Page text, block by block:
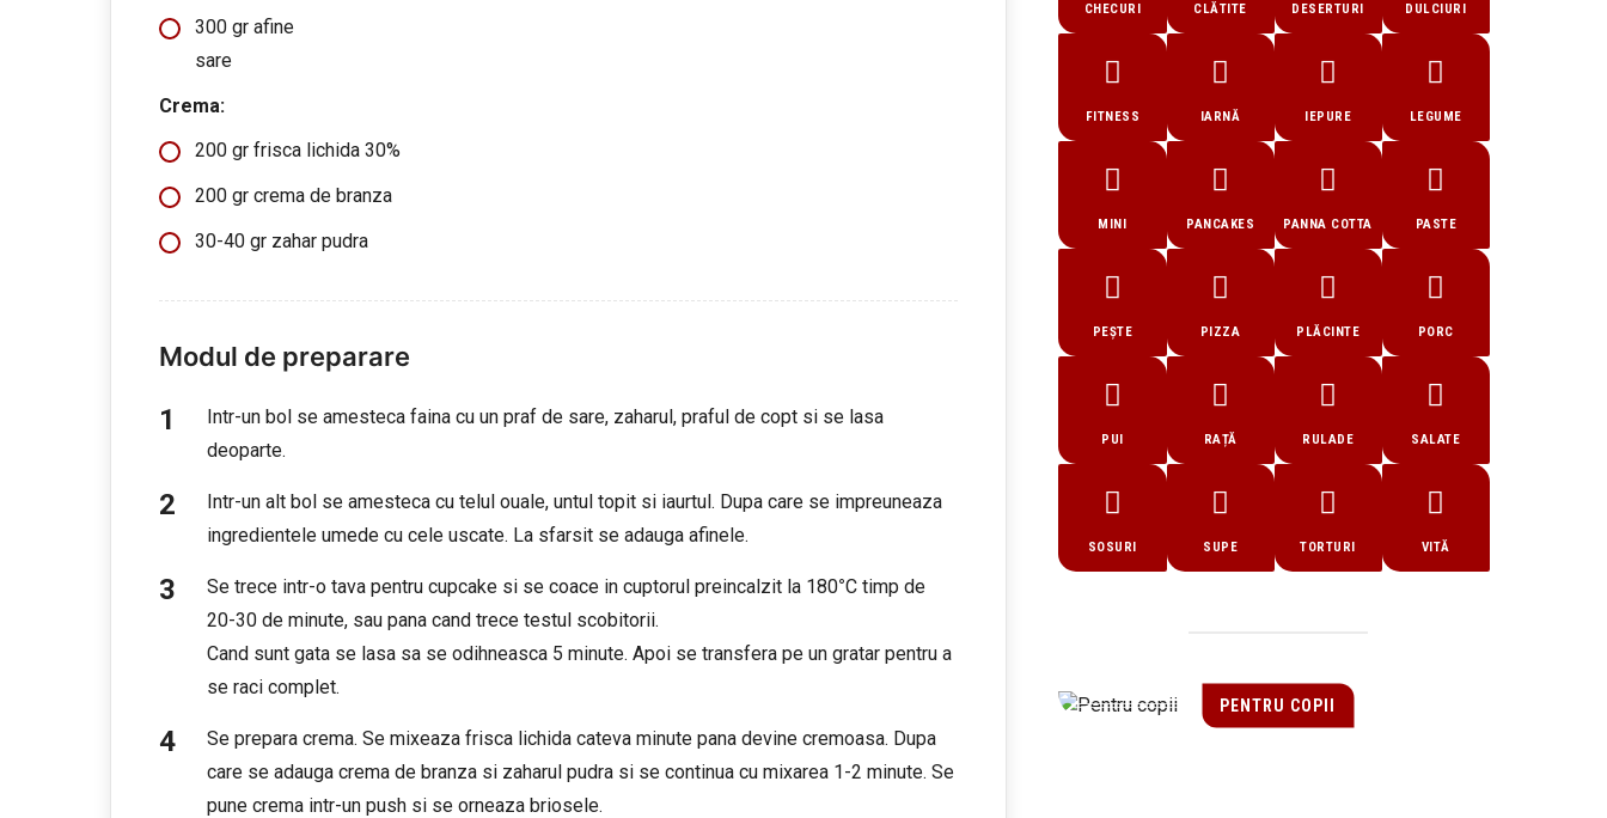
300 gr afine
sare
Crema:
200 gr frisca lichida 30%
200 gr crema de branza
30-40 gr zahar pudra
Modul de preparare
Intr-un bol se amesteca faina cu un praf de sare, zaharul, praful de copt si se lasa
deoparte.
Intr-un alt bol se amesteca cu telul ouale, untul topit si iaurtul. Dupa care se impreuneaza
ingredientele umede cu cele uscate. La sfarsit se adauga afinele.
Se trece intr-o tava pentru cupcake si se coace in cuptorul preincalzit la 180°C timp de
20-30 de minute, sau pana cand trece testul scobitorii.
Cand sunt gata se lasa sa se odihneasca 5 minute. Apoi se transfera pe un gratar pentru a
se raci complet.
Se prepara crema. Se mixeaza frisca lichida cateva minute pana devine cremoasa. Dupa
care se adauga crema de branza si zaharul pudra si se continua cu mixarea 1-2 minute. Se
pune crema intr-un push si se orneaza briosele.
CHECURI CLĂTITE DESERTURI DULCIURI
FITNESS IARNĂ IEPURE LEGUME
MINI PANCAKES PANNA COTTA PASTE
PEȘTE PIZZA PLĂCINTE PORC
PUI RAȚĂ RULADE SALATE
SOSURI SUPE TORTURI VITĂ
PENTRU COPII